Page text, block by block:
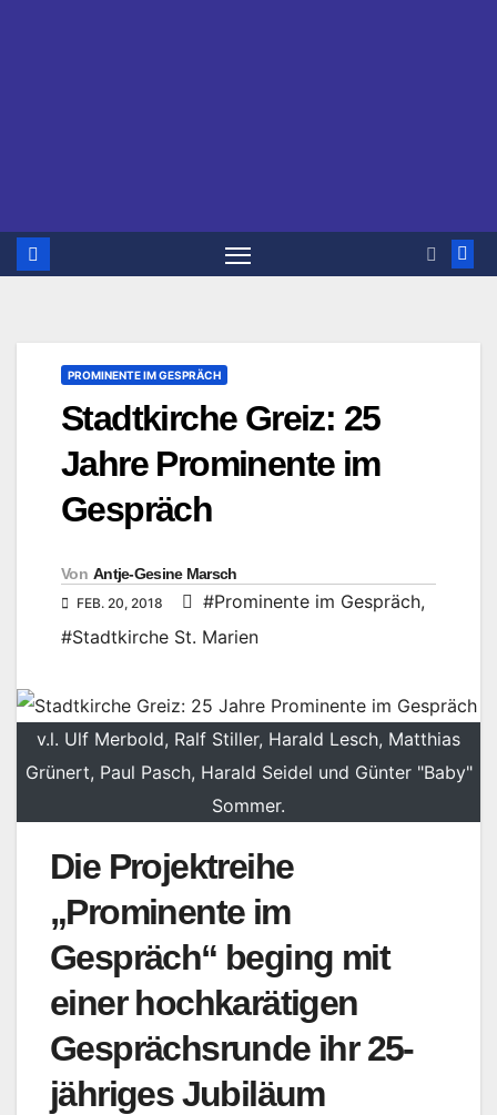
PROMINENTE IM GESPRÄCH
Stadtkirche Greiz: 25
Jahre Prominente im
Gespräch
Von Antje-Gesine Marsch
FEB. 20, 2018 #Prominente im Gespräch,
#Stadtkirche St. Marien
v.l. Ulf Merbold, Ralf Stiller, Harald Lesch, Matthias
Grünert, Paul Pasch, Harald Seidel und Günter "Baby"
Sommer.
Die Projektreihe
„Prominente im
Gespräch“ beging mit
einer hochkarätigen
Gesprächsrunde ihr 25-
jähriges Jubiläum